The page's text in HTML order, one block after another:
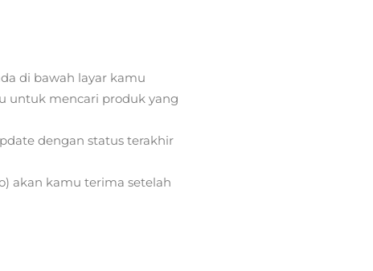
di bawah layar kamu
untuk mencari produk yang
dengan status terakhir
akan kamu terima setelah